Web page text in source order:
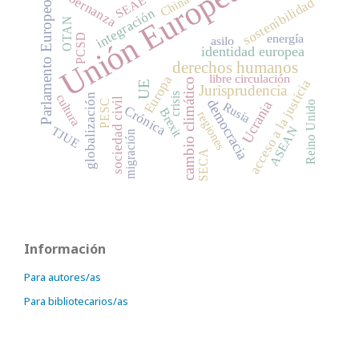
Unión Europea
derechos humanos
Parlamento Europeo UE cambio climáticoJurisprudencia
democracia
identidad europea
Ucrania
Europa
Crónica
integración
acceso a la justicia
globalización sociedad civil
sostenibilidad
migración
crisis
PCSD
regionesRusia
Brexit
cultura PESC
energía
Reino Unido
libre circulación
China
TJUE
OTAN
SEAE
SECA
asilo
ASEAN
Información
Para autores/as
Para bibliotecarios/as